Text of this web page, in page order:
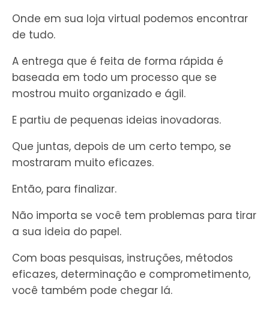
Onde em sua loja virtual podemos encontrar
de tudo.
A entrega que é feita de forma rápida é
baseada em todo um processo que se
mostrou muito organizado e ágil.
E partiu de pequenas ideias inovadoras.
Que juntas, depois de um certo tempo, se
mostraram muito eficazes.
Então, para finalizar.
Não importa se você tem problemas para tirar
a sua ideia do papel.
Com boas pesquisas, instruções, métodos
eficazes, determinação e comprometimento,
você também pode chegar lá.